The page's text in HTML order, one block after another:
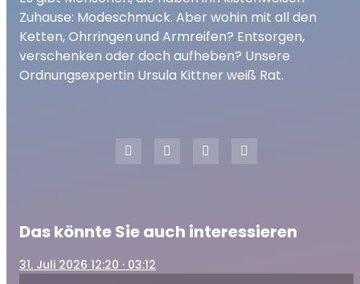
00:00
Zuhause: Modeschmuck. Aber wohin mit all den
Ketten, Ohrringen und Armreifen? Entsorgen,
verschenken oder doch aufheben? Unsere
Ordnungsexpertin Ursula Kittner weiß Rat.
Das könnte Sie auch interessieren
31. Juli 2026 12:20 · 03:12